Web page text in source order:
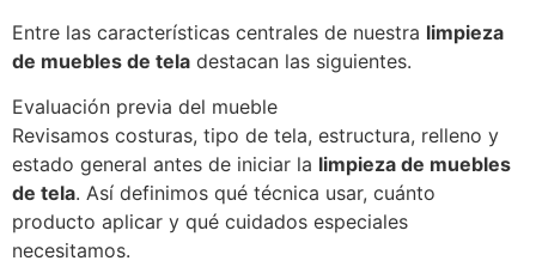
Entre las características centrales de nuestra limpieza
de muebles de tela destacan las siguientes.
Evaluación previa del mueble
Revisamos costuras, tipo de tela, estructura, relleno y
estado general antes de iniciar la limpieza de muebles
de tela. Así definimos qué técnica usar, cuánto
producto aplicar y qué cuidados especiales
necesitamos.